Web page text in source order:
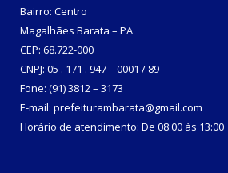
Bairro: Centro
Magalhães Barata – PA
CEP: 68.722-000
CNPJ: 05 . 171 . 947 – 0001 / 89
Fone: (91) 3812 – 3173
E-mail: prefeiturambarata@gmail.com
Horário de atendimento: De 08:00 às 13:00